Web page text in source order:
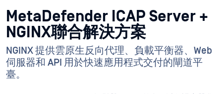
MetaDefender ICAP Server +
NGINX聯合解決方案
NGINX 提供雲原生反向代理、負載平衡器、Web
伺服器和 API 用於快速應用程式交付的閘道平
臺。